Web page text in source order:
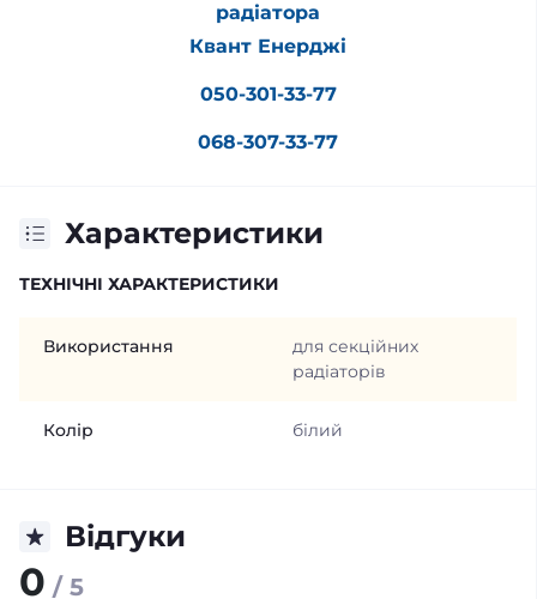
радіатора
Квант Енерджі
050-301-33-77
068-307-33-77
Характеристики
ТЕХНІЧНІ ХАРАКТЕРИСТИКИ
Використання
для секційних
радіаторів
Колір білий
Відгуки
0 / 5